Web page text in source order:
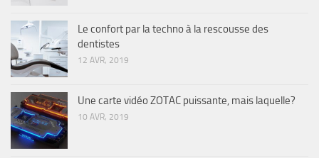
Le confort par la techno à la rescousse des
dentistes
12 AVR, 2019
Une carte vidéo ZOTAC puissante, mais laquelle?
10 AVR, 2019